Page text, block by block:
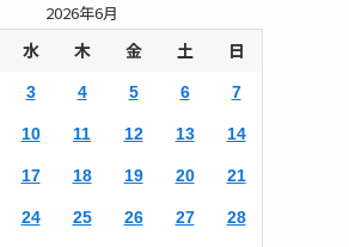
2026年6月
水 木 金 土 日
3 4 5 6 7
10 11 12 13 14
17 18 19 20 21
24 25 26 27 28